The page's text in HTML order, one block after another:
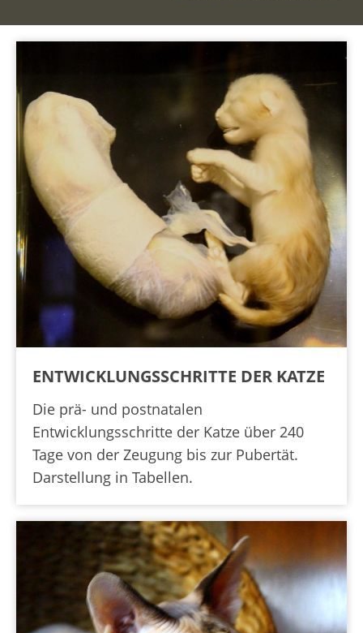
ENTWICKLUNGSSCHRITTE DER KATZE
Die prä- und postnatalen
Entwicklungsschritte der Katze über 240
Tage von der Zeugung bis zur Pubertät.
Darstellung in Tabellen.